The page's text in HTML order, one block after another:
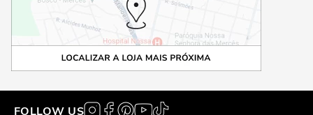
FOLLOW US